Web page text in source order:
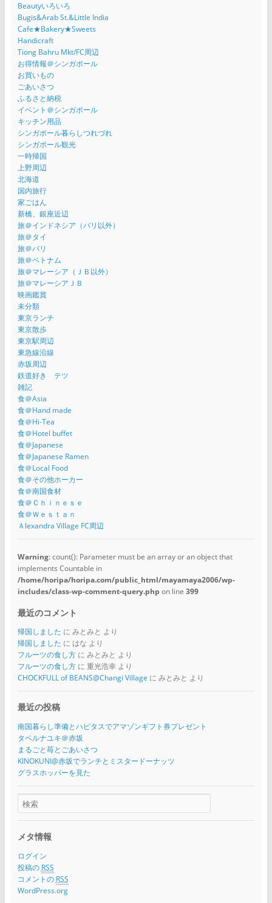
Beautyいろいろ
Bugis&Arab St.&Little India
Cafe★Bakery★Sweets
Handicraft
Tiong Bahru Mkt/FC周辺
お得情報＠シンガポール
お買いもの
ごあいさつ
ふるさと納税
イベント＠シンガポール
キッチン用品
シンガポール暮らしつれづれ
シンガポール観光
一時帰国
上野周辺
北海道
国内旅行
家ごはん
新橋、銀座近辺
旅＠インドネシア（バリ以外）
旅＠タイ
旅＠バリ
旅＠ベトナム
旅＠マレーシア（ＪＢ以外）
旅＠マレーシアＪＢ
映画鑑賞
未分類
東京ランチ
東京散歩
東京駅周辺
東急線沿線
赤坂周辺
鉄道好き テツ
雑記
食＠Asia
食＠Hand made
食＠Hi-Tea
食＠Hotel buffet
食＠Japanese
食＠Japanese Ramen
食＠Local Food
食＠その他ホーカー
食＠南国食材
食＠Ｃｈｉｎｅｓｅ
食＠Ｗｅｓｔａｎ
Ａlexandra Village FC周辺
Warning: count(): Parameter must be an array or an object that
implements Countable in
/home/horipa/horipa.com/public_html/mayamaya2006/wp-
includes/class-wp-comment-query.php on line 399
最近のコメント
帰国しました に みとみと より
帰国しました に はな より
フルーツの食し方に みとみと より
フルーツの食し方に 重光浩幸より
CHOCKFULL of BEANS@Changi Village に みとみと より
最近の投稿
南国暮らし準備とハピタスでアマゾンギフト券プレゼント
タベルナユキ＠赤坂
まるごと苺とごあいさつ
KINOKUNI@赤坂でランチとミスタードーナッツ
グラスホッパーを見た
メタ情報
ログイン
投稿の RSS
コメントの RSS
WordPress.org